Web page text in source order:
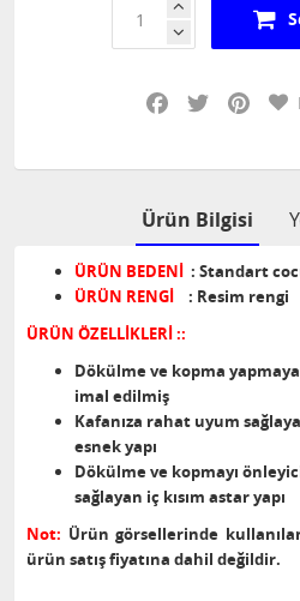
Facebook
Twitter
Ürün Bilgisi
ÜRÜN BEDENİ : Standart
ÜRÜN RENGİ
: Resim rengi
ÜRÜN ÖZELLİKLERİ ::
Dökülme ve kopma
imal edilmiş
Kafanıza rahat uyum
esnek yapı
Dökülme ve kopmayı
sağlayan iç kısım astar yapı
Not: Ürün görsellerinde
ürün satış fiyatına dahil değildir.